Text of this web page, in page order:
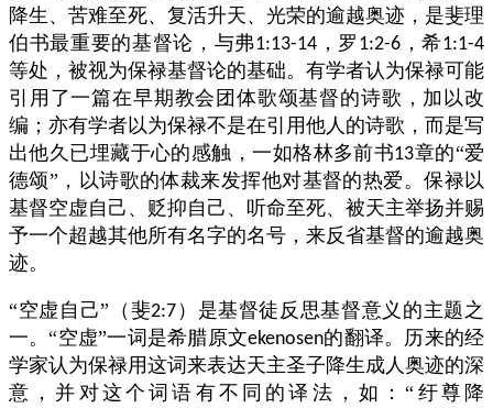
降生、苦难至死、复活升天、光荣的逾越奥迹，是斐理
伯书最重要的基督论，与弗1:13-14 ，罗 1:2-6 ，希1:1-4
等处，被视为保禄基督论的基础。有学者认为保禄可能
引用了一篇在早期教会团体歌颂基督的诗歌，加以改
编；亦有学者以为保禄不是在引用他人的诗歌，而是写
出他久已埋藏于心的感触，一如格林多前书13章的“爱
德颂”，以诗歌的体裁来发挥他对基督的热爱。保禄以
基督空虚自己、贬抑自己、听命至死、被天主举扬并赐
予一个超越其他所有名字的名号，来反省基督的逾越奥
迹。
“空虚自己”（斐2:7 ）是基督徒反思基督意义的主题之
一。“空虚”一词是希腊原文ekenosen的翻译。历来的经
学家认为保禄用这词来表达天主圣子降生成人奥迹的深
意，并对这个词语有不同的译法，如：“纡尊降